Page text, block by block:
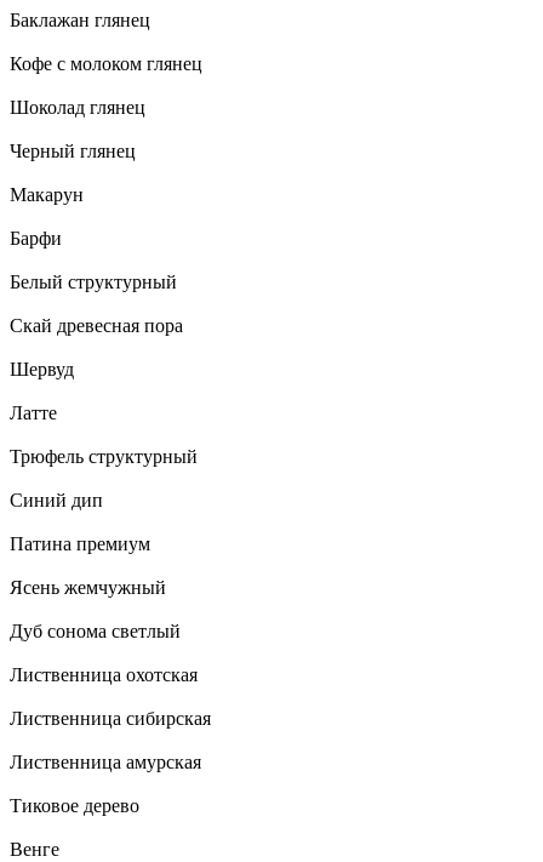
Баклажан глянец
Кофе с молоком глянец
Шоколад глянец
Черный глянец
Макарун
Барфи
Белый структурный
Скай древесная пора
Шервуд
Латте
Трюфель структурный
Синий дип
Патина премиум
Ясень жемчужный
Дуб сонома светлый
Лиственница охотская
Лиственница сибирская
Лиственница амурская
Тиковое дерево
Венге